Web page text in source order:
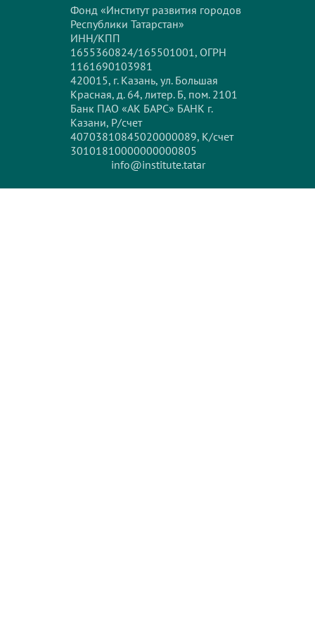
Фонд «Институт развития городов
Республики Татарстан»
ИНН/КПП
1655360824/165501001, ОГРН
1161690103981
420015, г. Казань, ул. Большая
Красная, д. 64, литер. Б, пом. 2101
Банк ПАО «АК БАРС» БАНК г.
Казани, Р/счет
40703810845020000089, К/счет
30101810000000000805
info@institute.tatar